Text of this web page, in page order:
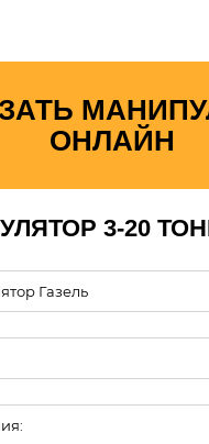
ОНЛАЙН
3-20